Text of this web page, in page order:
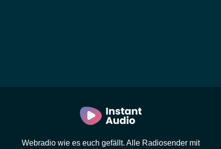
Webradio wie es euch gefällt. Alle Radiosender mit